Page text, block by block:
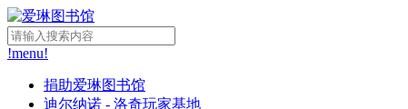
!menu!
捐助爱琳图书馆
迪尔纳诺 - 洛奇玩家基地